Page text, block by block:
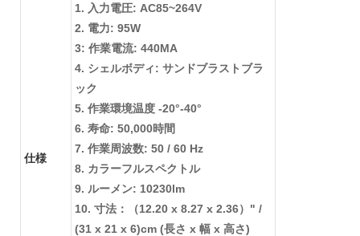
仕様
1. 入力電圧: AC85~264V
2. 電力: 95W
3: 作業電流: 440MA
4. シェルボディ: サンドブラストブラ
ック
5. 作業環境温度 -20°-40°
6. 寿命: 50,000時間
7. 作業周波数: 50 / 60 Hz
8. カラーフルスペクトル
9. ルーメン: 10230lm
10. 寸法：（12.20 x 8.27 x 2.36）" /
(31 x 21 x 6)cm (長さ x 幅 x 高さ)